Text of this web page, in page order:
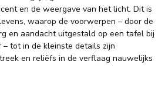
en de weergave van het licht. Dit is
waarop de voorwerpen – door de
en aandacht uitgestald op een tafel bij
tot in de kleinste details zijn
en reliëfs in de verflaag nauwelijks